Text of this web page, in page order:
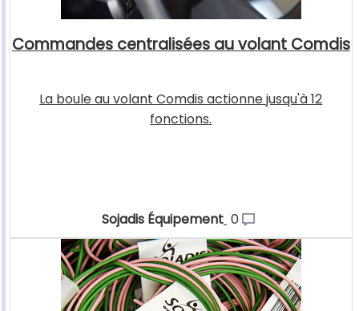
Commandes centralisées au volant Comdis
La boule au volant Comdis actionne jusqu'à 12
fonctions.
Sojadis Équipement 0